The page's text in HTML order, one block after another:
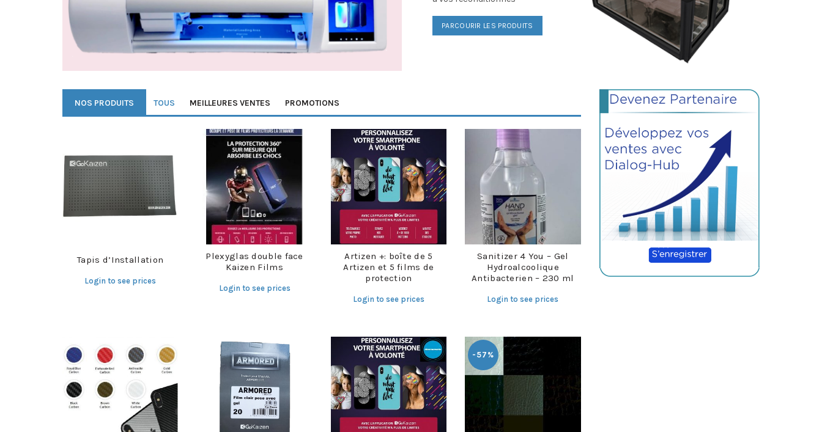
PARCOURIR LES PRODUITS
NOS PRODUITS TOUS MEILLEURES VENTES PROMOTIONS
Tapis d’Installation
Login to see prices
Plexyglas double face
Kaizen Films
Login to see prices
Artizen +: boîte de 5
Artizen et 5 films de
protection
Login to see prices
Sanitizer 4 You – Gel
Hydroalcoolique
Antibacterien – 230 ml
Login to see prices
-57%